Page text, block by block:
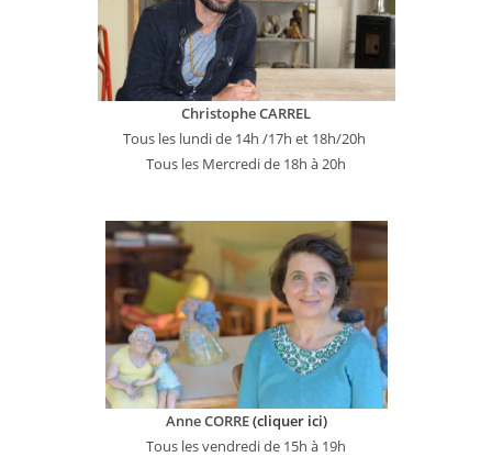
Christophe CARREL
Tous les lundi de 14h /17h et 18h/20h
Tous les Mercredi de 18h à 20h
Anne CORRE(cliquer ici)
Tous les vendredi de 15h à 19h